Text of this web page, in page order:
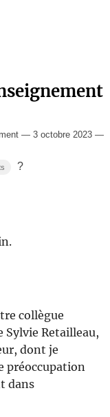
— 3 octobre 2023 —
?
collègue
Sylvie Retailleau,
dont je
préoccupation
dans